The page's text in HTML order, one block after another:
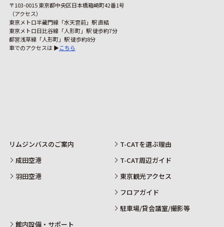
〒103-0015 東京都中央区日本橋箱崎町42番1号
（アクセス）
東京メトロ半蔵門線「水天宮前」駅 直結
東京メトロ日比谷線「人形町」駅 徒歩約7分
都営浅草線「人形町」駅 徒歩約8分
車でのアクセスは ▶こちら
リムジンバスのご案内
成田空港
羽田空港
T-CATを選ぶ理由
T-CAT周辺ガイド
東京観光アクセス
フロアガイド
駐車場/貸会議室/撮影等
館内設備・サポート